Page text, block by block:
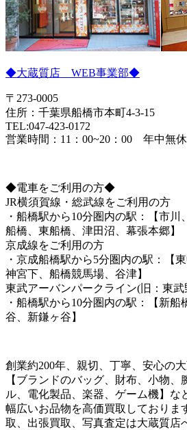
◆大蔵質店 WEB事業部◆
〒273-0005
住所：千葉県船橋市本町4-3-15
TEL:047-423-0172
営業時間：11：00~20：00 年中無休
◆電車をご利用の方◆
JR横須賀線・総武線をご利用の方
・船橋駅から10分圏内の駅：【市
船橋、東船橋、津田沼、幕張本郷】
京成線をご利用の方
・京成船橋駅から5分圏内の駅：【
神宮下、船橋競馬場、谷津】
東武アーバンパークライン(旧：東
・船橋駅から10分圏内の駅：【新
谷、新鎌ヶ谷】
創業約200年、親切、丁寧、安心の大
【ブランドのバッグ、財布、小物、
ル、電化製品、楽器、ゲーム機】な
幅広いお品物を高価買取しておりま
取、出張買取、写真査定は大蔵質店